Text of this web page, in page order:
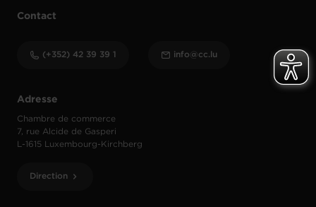
Adresse
Chambre de commerce
7, rue Alcide de Gasperi
L-1615 Luxembourg-Kirchberg
Direction
Contact
(+352) 42 39 39 1 info@cc.lu